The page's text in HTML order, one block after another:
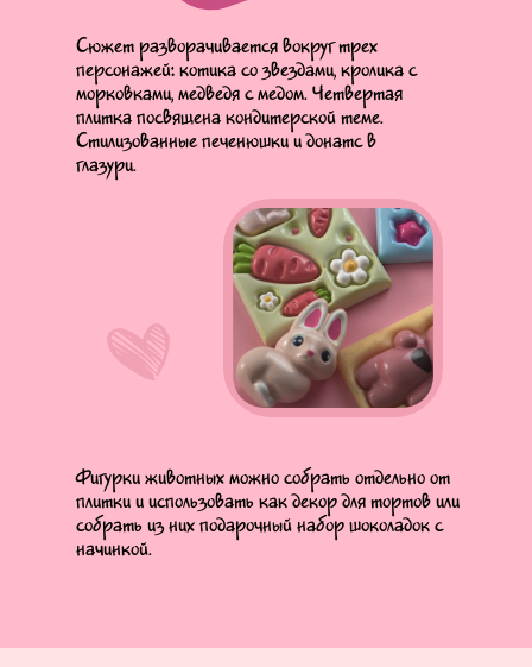
Фигурки животных можно собрать отдельно от
плитки и использовать как декор для тортов или
собрать из них подарочный набор шоколадок с
начинкой.
Сюжет разворачивается вокруг трех
персонажей: котика со звездами, кролика с
морковками, медведя с медом. Четвертая
плитка посвящена кондитерской теме.
Стилизованные печенюшки и донатс в
глазури.